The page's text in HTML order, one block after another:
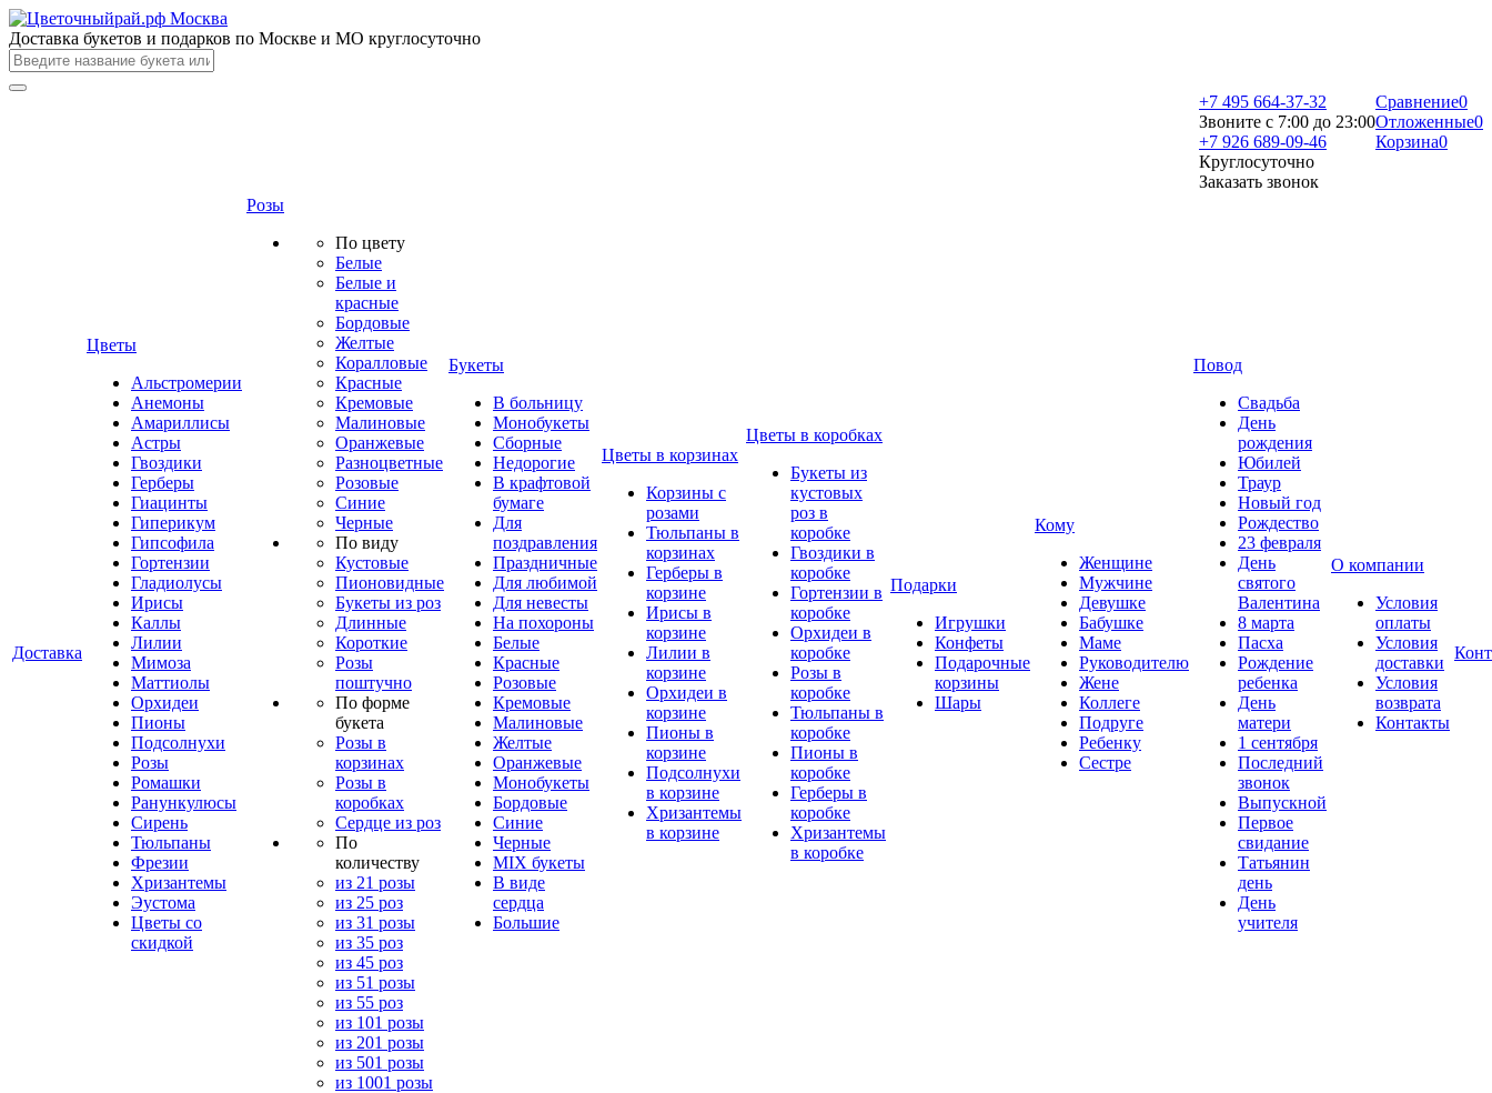
Доставка букетов и подарков по Москве и МО круглосуточно
Сравнение0
Отложенные0
Корзина0
+7 495 664-37-32
Звоните с 7:00 до 23:00
+7 926 689-09-46
Круглосуточно
Заказать звонок
Доставка
Цветы
Альстромерии
Анемоны
Амариллисы
Астры
Гвоздики
Герберы
Гиацинты
Гиперикум
Гипсофила
Гортензии
Гладиолусы
Ирисы
Каллы
Лилии
Мимоза
Маттиолы
Орхидеи
Пионы
Подсолнухи
Розы
Ромашки
Ранункулюсы
Сирень
Тюльпаны
Фрезии
Хризантемы
Эустома
Цветы со
скидкой
Розы
По цвету
Белые
Белые и
красные
Бордовые
Желтые
Коралловые
Красные
Кремовые
Малиновые
Оранжевые
Разноцветные
Розовые
Синие
Черные
По виду
Кустовые
Пионовидные
Букеты из роз
Длинные
Короткие
Розы
поштучно
По форме
букета
Розы в
корзинах
Розы в
коробках
Сердце из роз
По
количеству
из 21 розы
из 25 роз
из 31 розы
из 35 роз
из 45 роз
из 51 розы
из 55 роз
из 101 розы
из 201 розы
из 501 розы
из 1001 розы
Букеты
В больницу
Монобукеты
Сборные
Недорогие
В крафтовой
бумаге
Для
поздравления
Праздничные
Для любимой
Для невесты
На похороны
Белые
Красные
Розовые
Кремовые
Малиновые
Желтые
Оранжевые
Монобукеты
Бордовые
Синие
Черные
MIX букеты
В виде
сердца
Большие
Цветы в корзинах
Корзины с
розами
Тюльпаны в
корзинах
Герберы в
корзине
Ирисы в
корзине
Лилии в
корзине
Орхидеи в
корзине
Пионы в
корзине
Подсолнухи
в корзине
Хризантемы
в корзине
Цветы в коробках
Букеты из
кустовых
роз в
коробке
Гвоздики в
коробке
Гортензии в
коробке
Орхидеи в
коробке
Розы в
коробке
Тюльпаны в
коробке
Пионы в
коробке
Герберы в
коробке
Хризантемы
в коробке
Подарки
Игрушки
Конфеты
Подарочные
корзины
Шары
Кому
Женщине
Мужчине
Девушке
Бабушке
Маме
Руководителю
Жене
Коллеге
Подруге
Ребенку
Сестре
Повод
Свадьба
День
рождения
Юбилей
Траур
Новый год
Рождество
23 февраля
День
святого
Валентина
8 марта
Пасха
Рождение
ребенка
День
матери
1 сентября
Последний
звонок
Выпускной
Первое
свидание
Татьянин
день
День
учителя
О компании
Условия
оплаты
Условия
доставки
Условия
возврата
Контакты